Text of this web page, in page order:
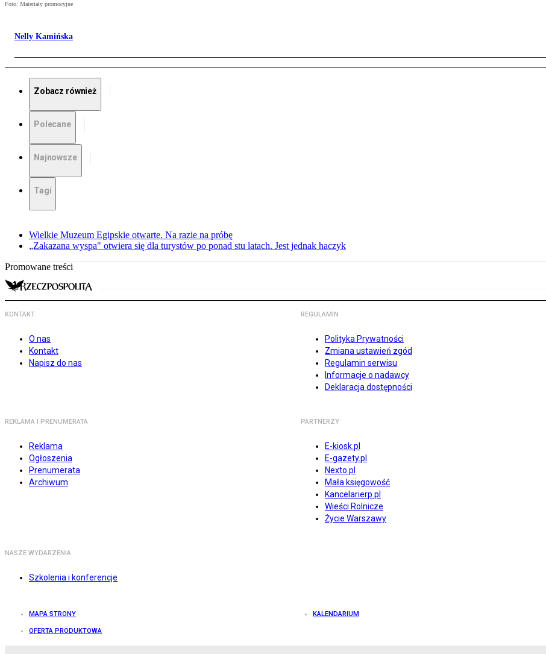
Foto: Materiały promocyjne
Nelly Kamińska
Zobacz również
Polecane
Najnowsze
Tagi
Wielkie Muzeum Egipskie otwarte. Na razie na próbę
„Zakazana wyspa" otwiera się dla turystów po ponad stu latach. Jest jednak haczyk
Promowane treści
KONTAKT
O nas
Kontakt
Napisz do nas
REGULAMIN
Polityka Prywatności
Zmiana ustawień zgód
Regulamin serwisu
Informacje o nadawcy
Deklaracja dostępności
REKLAMA I PRENUMERATA
Reklama
Ogłoszenia
Prenumerata
Archiwum
PARTNERZY
E-kiosk.pl
E-gazety.pl
Nexto.pl
Mała księgowość
Kancelarierp.pl
Wieści Rolnicze
Życie Warszawy
NASZE WYDARZENIA
Szkolenia i konferencje
MAPA STRONY KALENDARIUM
OFERTA PRODUKTOWA